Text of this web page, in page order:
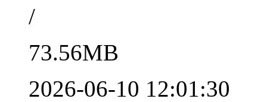
/
73.56MB
2026-06-10 12:01:30